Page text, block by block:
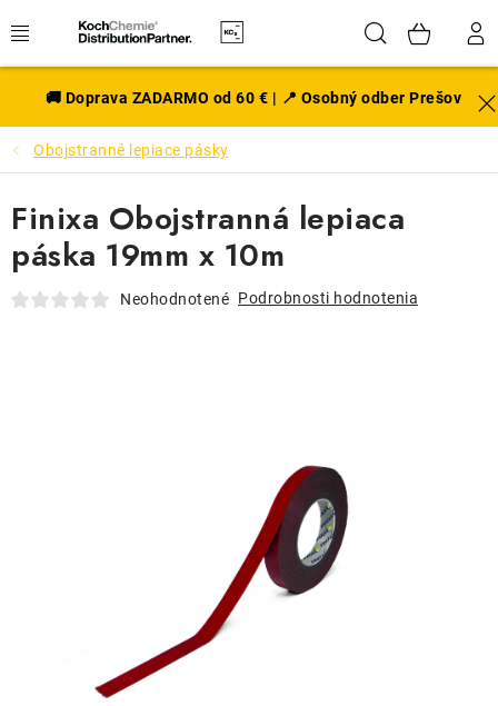
na
Hľadať
EXTERIÉR
DISKY A PNEU
INTERIÉR
PRÍSLUŠENSTVO
ČISTENIE A ÚDRŽBA LODÍ
🚚 Doprava ZADARMO od 60 € | 📍 Osobný odber Prešov
Obojstranné lepiace pásky
Finixa Obojstranná lepiaca
páska 19mm x 10m
Neohodnotené Podrobnosti hodnotenia